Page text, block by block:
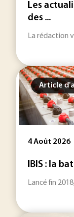
Les
des ...
La rédaction
Article
4 Août 2026
IBIS : la
Lancé fin